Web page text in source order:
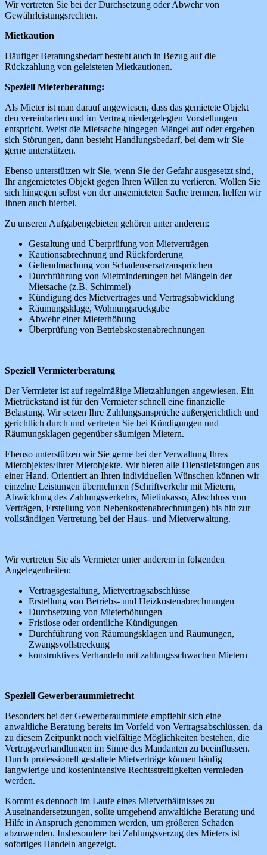
Wir vertreten Sie bei der Durchsetzung oder Abwehr von
Gewährleistungsrechten.
Mietkaution
Häufiger Beratungsbedarf besteht auch in Bezug auf die
Rückzahlung von geleisteten Mietkautionen.
Speziell Mieterberatung:
Als Mieter ist man darauf angewiesen, dass das gemietete Objekt
den vereinbarten und im Vertrag niedergelegten Vorstellungen
entspricht. Weist die Mietsache hingegen Mängel auf oder ergeben
sich Störungen, dann besteht Handlungsbedarf, bei dem wir Sie
gerne unterstützen.
Ebenso unterstützen wir Sie, wenn Sie der Gefahr ausgesetzt sind,
Ihr angemietetes Objekt gegen Ihren Willen zu verlieren. Wollen Sie
sich hingegen selbst von der angemieteten Sache trennen, helfen wir
Ihnen auch hierbei.
Zu unseren Aufgabengebieten gehören unter anderem:
Gestaltung und Überprüfung von Mietverträgen
Kautionsabrechnung und Rückforderung
Geltendmachung von Schadensersatzansprüchen
Durchführung von Mietminderungen bei Mängeln der
Mietsache (z.B. Schimmel)
Kündigung des Mietvertrages und Vertragsabwicklung
Räumungsklage, Wohnungsrückgabe
Abwehr einer Mieterhöhung
Überprüfung von Betriebskostenabrechnungen
Speziell Vermieterberatung
Der Vermieter ist auf regelmäßige Mietzahlungen angewiesen. Ein
Mietrückstand ist für den Vermieter schnell eine finanzielle
Belastung. Wir setzen Ihre Zahlungsansprüche außergerichtlich und
gerichtlich durch und vertreten Sie bei Kündigungen und
Räumungsklagen gegenüber säumigen Mietern.
Ebenso unterstützen wir Sie gerne bei der Verwaltung Ihres
Mietobjektes/Ihrer Mietobjekte. Wir bieten alle Dienstleistungen aus
einer Hand. Orientiert an Ihren individuellen Wünschen können wir
einzelne Leistungen übernehmen (Schriftverkehr mit Mietern,
Abwicklung des Zahlungsverkehrs, Mietinkasso, Abschluss von
Verträgen, Erstellung von Nebenkostenabrechnungen) bis hin zur
vollständigen Vertretung bei der Haus- und Mietverwaltung.
Wir vertreten Sie als Vermieter unter anderem in folgenden
Angelegenheiten:
Vertragsgestaltung, Mietvertragsabschlüsse
Erstellung von Betriebs- und Heizkostenabrechnungen
Durchsetzung von Mieterhöhungen
Fristlose oder ordentliche Kündigungen
Durchführung von Räumungsklagen und Räumungen,
Zwangsvollstreckung
konstruktives Verhandeln mit zahlungsschwachen Mietern
Speziell Gewerberaummietrecht
Besonders bei der Gewerberaummiete empfiehlt sich eine
anwaltliche Beratung bereits im Vorfeld von Vertragsabschlüssen, da
zu diesem Zeitpunkt noch vielfältige Möglichkeiten bestehen, die
Vertragsverhandlungen im Sinne des Mandanten zu beeinflussen.
Durch professionell gestaltete Mietverträge können häufig
langwierige und kostenintensive Rechtsstreitigkeiten vermieden
werden.
Kommt es dennoch im Laufe eines Mietverhältnisses zu
Auseinandersetzungen, sollte umgehend anwaltliche Beratung und
Hilfe in Anspruch genommen werden, um größeren Schaden
abzuwenden. Insbesondere bei Zahlungsverzug des Mieters ist
sofortiges Handeln angezeigt.